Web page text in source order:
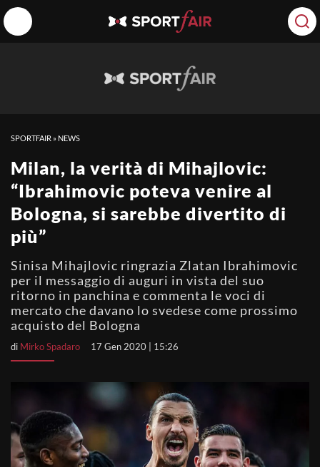
SPORTFAIR » NEWS
Milan, la verità di Mihajlovic:
“Ibrahimovic poteva venire al
Bologna, si sarebbe divertito di
più”
Sinisa Mihajlovic ringrazia Zlatan Ibrahimovic
per il messaggio di auguri in vista del suo
ritorno in panchina e commenta le voci di
mercato che davano lo svedese come prossimo
acquisto del Bologna
di Mirko Spadaro 17 Gen 2020 | 15:26